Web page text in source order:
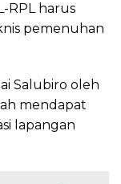
RPL harus
pemenuhan
Salubiro oleh
mendapat
lapangan